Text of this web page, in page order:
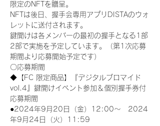
限定のNFTを贈呈。
NFTは後日、握手会専用アプリDISTAのウォ
レットに送付されます。
鍵開けは各メンバーの最初の握手となる1部
2部で実施を予定しています。（第1次応募
期間より応募開始予定です）
〇応募期間
◆【FC 限定商品】『デジタルブロマイド
vol.4』鍵開けイベント参加＆個別握手券付
応募期間
●2024年9月20日（金）12:00～　2024
年9月24日（火）11:59